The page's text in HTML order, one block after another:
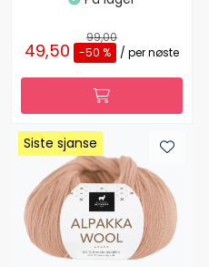
99,00
49,50 -50 % / per nøste
Siste sjanse
Siste sjanse
Siste sjanse
Siste sjanse